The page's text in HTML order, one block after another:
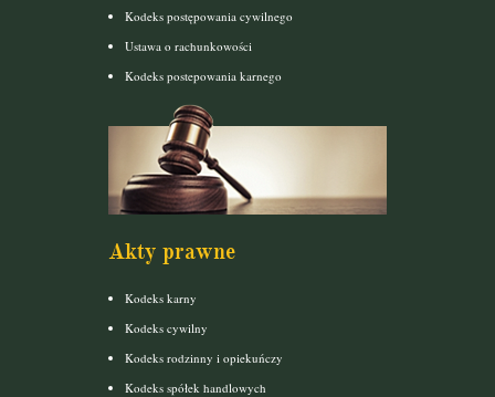
Kodeks postępowania cywilnego
Ustawa o rachunkowości
Kodeks postepowania karnego
Akty prawne
Kodeks karny
Kodeks cywilny
Kodeks rodzinny i opiekuńczy
Kodeks spółek handlowych